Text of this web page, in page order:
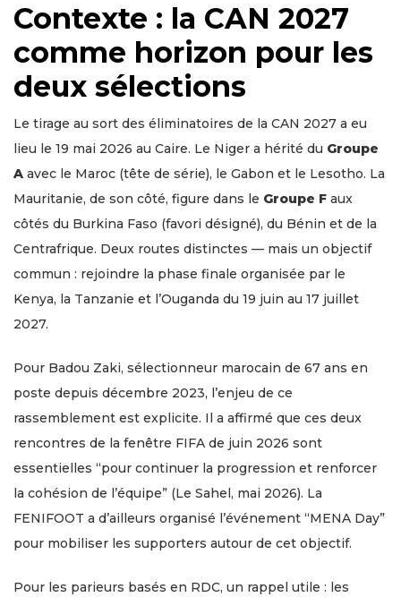
Contexte : la CAN 2027
comme horizon pour les
deux sélections
Le tirage au sort des éliminatoires de la CAN 2027 a eu
lieu le 19 mai 2026 au Caire. Le Niger a hérité du Groupe
A avec le Maroc (tête de série), le Gabon et le Lesotho. La
Mauritanie, de son côté, figure dans le Groupe F aux
côtés du Burkina Faso (favori désigné), du Bénin et de la
Centrafrique. Deux routes distinctes — mais un objectif
commun : rejoindre la phase finale organisée par le
Kenya, la Tanzanie et l’Ouganda du 19 juin au 17 juillet
2027.
Pour Badou Zaki, sélectionneur marocain de 67 ans en
poste depuis décembre 2023, l’enjeu de ce
rassemblement est explicite. Il a affirmé que ces deux
rencontres de la fenêtre FIFA de juin 2026 sont
essentielles “pour continuer la progression et renforcer
la cohésion de l’équipe” (Le Sahel, mai 2026). La
FENIFOOT a d’ailleurs organisé l’événement “MENA Day”
pour mobiliser les supporters autour de cet objectif.
Pour les parieurs basés en RDC, un rappel utile : les